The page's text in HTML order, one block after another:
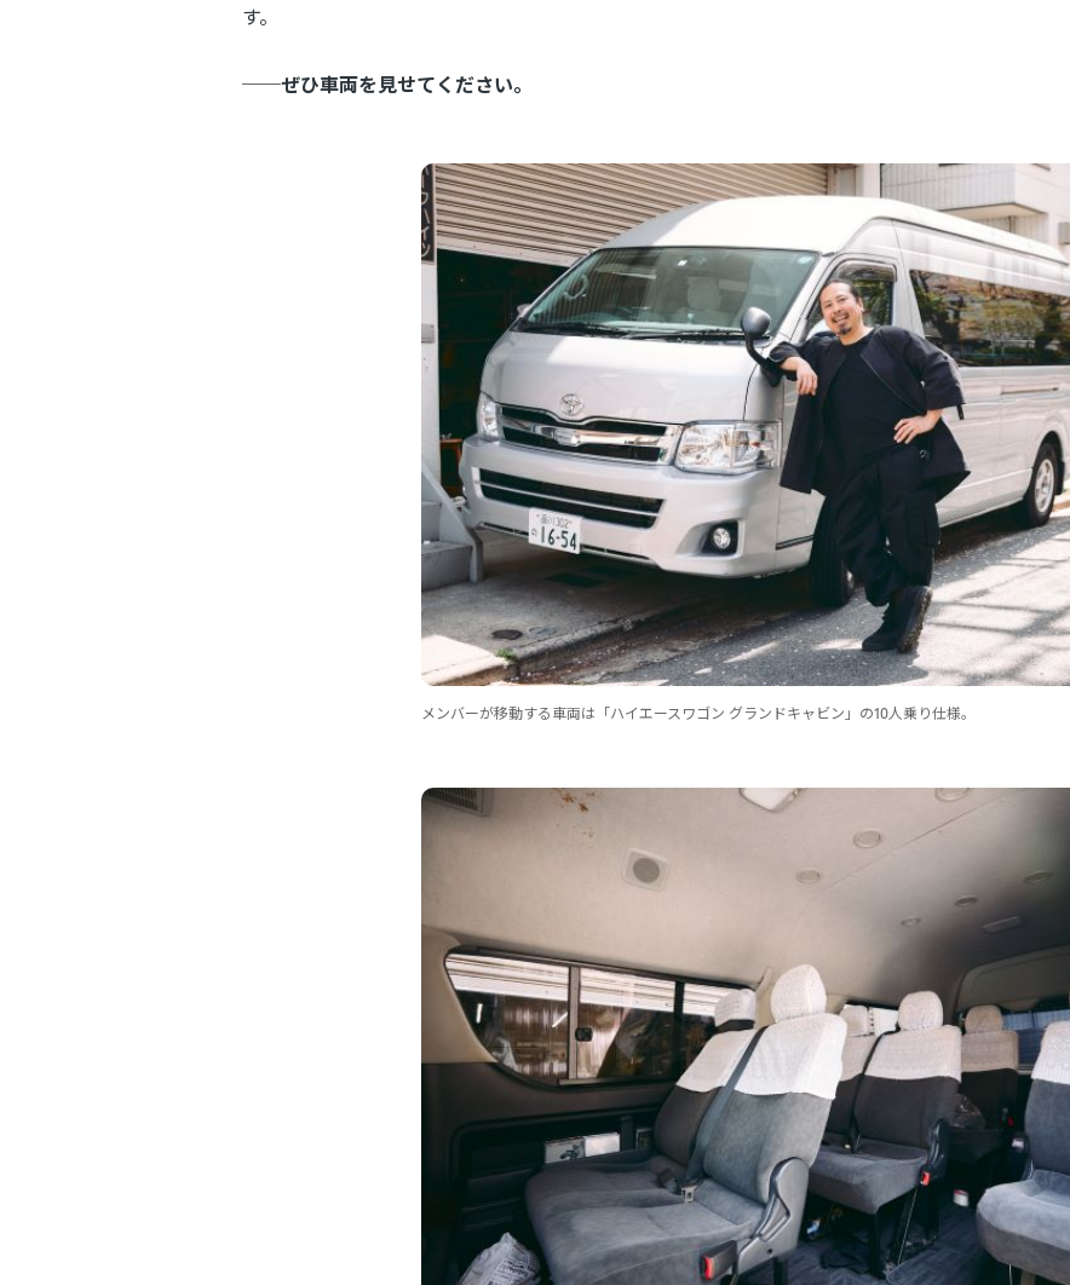
す。
──ぜひ車両を見せてください。
メンバーが移動する車両は「ハイエースワゴン グランドキャビン」の10人乗り仕様。